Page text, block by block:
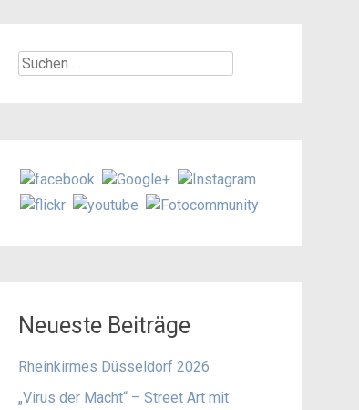
Suchen
Neueste Beiträge
Rheinkirmes Düsseldorf 2026
„Virus der Macht“ – Street Art mit